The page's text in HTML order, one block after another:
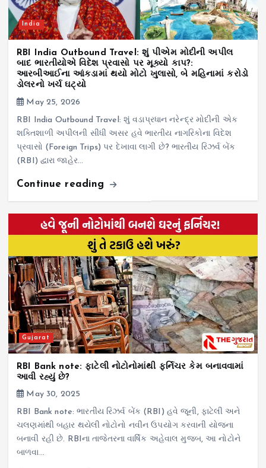
India
RBI India Outbound Travel: શું પીએમ મોદીની અપીલ
બાદ ભારતીયોએ વિદેશ પ્રવાસો પર મૂક્યો કાપ?:
આરબીઆઈના આંકડામાં થયો મોટો ખુલાસો, બે મહિનામાં કરોડો
ડોલરનો ખર્ચ ઘટ્યો
May 25, 2026
RBI India Outbound Travel: શું વડાપ્રધાન નરેન્દ્ર મોદીની એક
શક્તિશાળી અપીલની સીધી અસર હવે ભારતીય નાગરિકોના વિદેશ
પ્રવાસો (Foreign Trips) પર દેખાવા લાગી છે? ભારતીય રિઝર્વ બેંક
(RBI) દ્વારા જાહેર…
Continue reading
Gujarat
RBI Bank note: ફાટેલી નોટોનોમાંથી ફર્નિચર કેમ બનાવવામાં
આવી રહ્યું છે?
May 30, 2025
RBI Bank note: ભારતીય રિઝર્વ બેંક (RBI) હવે જૂની, ફાટેલી અને
ચલણમાંથી બહાર થયેલી નોટોનો નવીન ઉપયોગ કરવાની યોજના
બનાવી રહી છે. RBIના તાજેતરના વાર્ષિક અહેવાલ મુજબ, આ નોટોને
બાળવા…